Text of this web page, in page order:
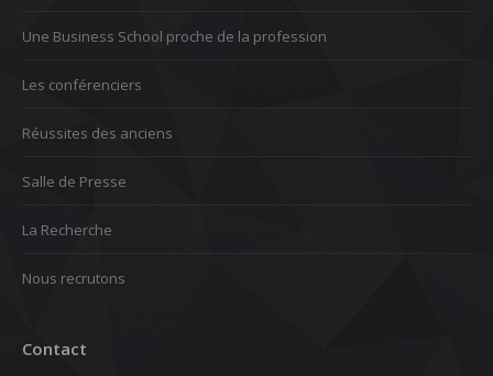
Une Business School proche de la profession
Les conférenciers
Réussites des anciens
Salle de Presse
La Recherche
Nous recrutons
Contact